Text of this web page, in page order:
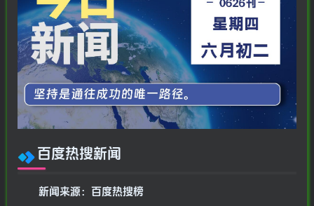
百度热搜新闻
新闻来源：百度热搜榜